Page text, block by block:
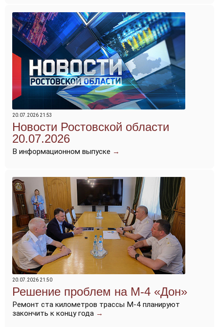
20.07.2026 21:53
Новости Ростовской области
20.07.2026
В информационном выпуске →
20.07.2026 21:50
Решение проблем на М-4 «Дон»
Ремонт ста километров трассы М-4 планируют
закончить к концу года →